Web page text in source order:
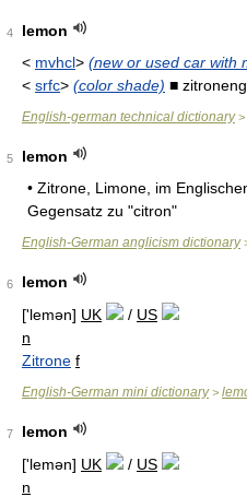
4
lemon
< mvhcl> (new or used car with
< srfc> (color shade) ■
English-german technical dictionary>
5
lemon
• Zitrone, Limone, im
Gegensatz zu "citron"
English-German anglicism dictionary
6
lemon
['lemən] UK / US
n
Zitrone f
English-German mini dictionary>
7
lemon
['lemən] UK / US
n